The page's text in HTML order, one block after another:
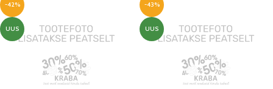
-42%
UUS
-43%
UUS